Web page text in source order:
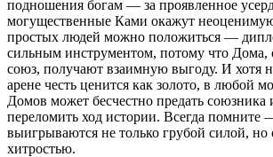
подношения богам — за проявленное
могущественные Ками окажут
простых людей можно положиться —
сильным инструментом, потому что
союз, получают взаимную выгоду. И хотя
арене честь ценится как золото, в любой
Домов может бесчестно предать
переломить ход истории. Всегда
выигрываются не только грубой силой, но
хитростью.